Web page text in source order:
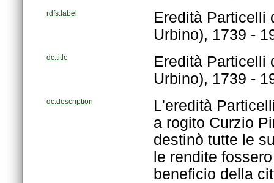
rdfs:label
Urbino), 1739 -
dc:title
Urbino), 1739 -
dc:description